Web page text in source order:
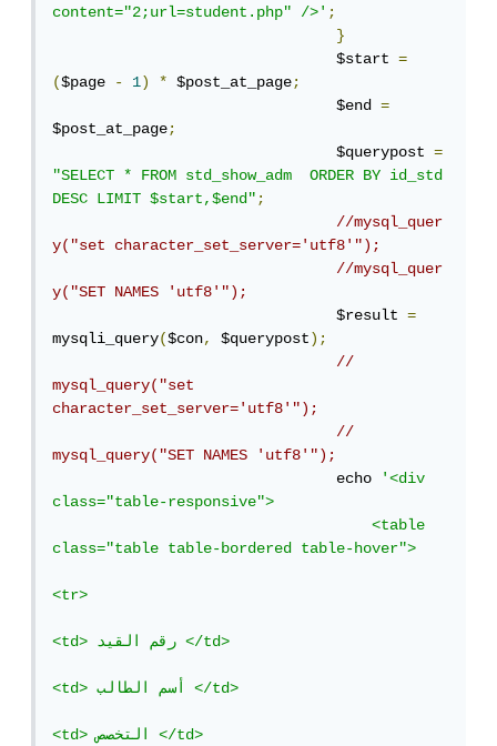
content="2;url=student.php" />';
}
				$start
=
($page - 1) * $post_at_page;
				$end
=
$post_at_page;
				$querypost
=
"SELECT * FROM std_show_adm  ORDER BY id_std
DESC LIMIT $start,$end";
//mysql_quer
y("set character_set_server='utf8'");
//mysql_quer
y("SET NAMES 'utf8'");
				$result
=
mysqli_query($con, $querypost);
//
mysql_query("set
character_set_server='utf8'");
//
mysql_query("SET NAMES 'utf8'");
				echo
'<div
class="table-responsive">
class="table table-bordered table-hover">
<tr>
<td> رقم القيد </td>
<td> أسم الطالب </td>
<td> التخصص </td>